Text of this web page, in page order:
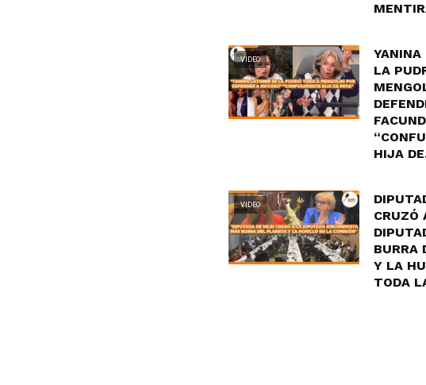
VIDEO
YANINA
LA
HIJA
VIDEO
CRUZÓ
BURRA
Y LA
TODA